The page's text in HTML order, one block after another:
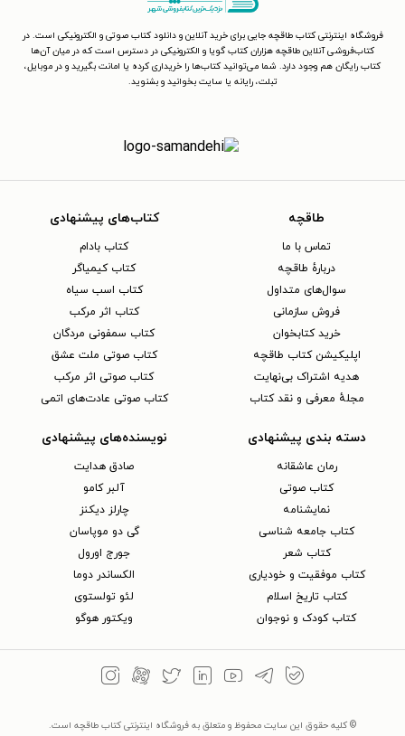
فروشگاه اینترنتی کتاب طاقچه جایی برای خرید آنلاین و دانلود کتاب صوتی و الکترونیکی است. در
کتاب‌فروشی آنلاین طاقچه هزاران کتاب گویا و الکترونیکی در دسترس است که در میان آن‌ها
کتاب رایگان هم وجود دارد. شما می‌توانید کتاب‌ها را خریداری کرده یا امانت بگیرید و در موبایل،
تبلت، رایانه یا سایت بخوانید و بشنوید.
طاقچه
تماس با ما
دربارهٔ طاقچه
سوال‌های متداول
فروش سازمانی
خرید کتابخوان
اپلیکیشن کتاب طاقچه
هدیه اشتراک بی‌نهایت
مجلهٔ معرفی و نقد کتاب
کتاب‌های پیشنهادی
کتاب بادام
کتاب کیمیاگر
کتاب اسب سیاه
کتاب اثر مرکب
کتاب سمفونی مردگان
کتاب صوتی ملت عشق
کتاب صوتی اثر مرکب
کتاب صوتی عادت‌های اتمی
دسته بندی پیشنهادی
رمان عاشقانه
کتاب‌ صوتی
نمایشنامه
کتاب جامعه شناسی
کتاب شعر
کتاب موفقیت و خودیاری
کتاب تاریخ اسلام
کتاب کودک و نوجوان
نویسنده‌های پیشنهادی
صادق هدایت
آلبر کامو
چارلز دیکنز
گی دو موپاسان
جورج اورول
الکساندر دوما
لئو تولستوی
ویکتور هوگو
© کلیه حقوق این سایت محفوظ و متعلق به فروشگاه اینترنتی کتاب طاقچه است.